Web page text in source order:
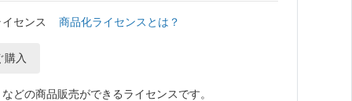
センス 商品化ライセンスとは？
購入
どの商品販売ができるライセンスです。